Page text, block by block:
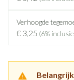
Verhoogde
€ 3,25 (6%